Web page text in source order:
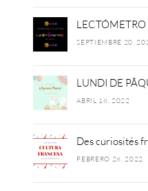
SEPTIEMBRE 20,
LUNDI DE
ABRIL 18, 2022
Des curiosités
FEBRERO 28, 2022